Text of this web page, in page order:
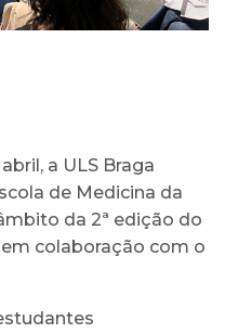
a ULS Braga
de Medicina da
da 2ª edição do
em colaboração com o